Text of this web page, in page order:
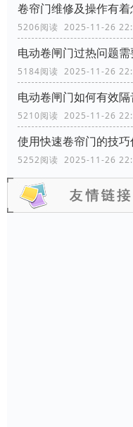
卷帘门维修及操作有着
5206阅读 2025-11-26
电动卷闸门过热问题需
5184阅读 2025-11-26
电动卷闸门如何有效隔
5210阅读 2025-11-26
使用快速卷帘门的技巧
5252阅读 2025-11-26